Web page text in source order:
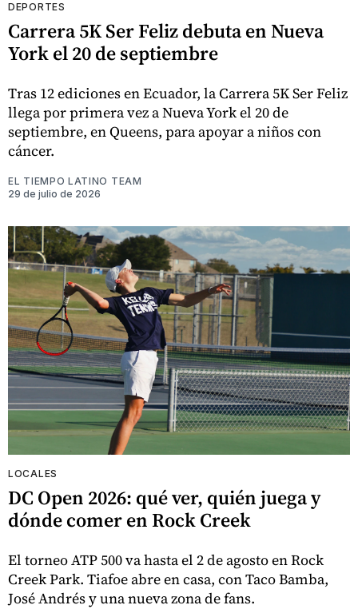
DEPORTES
Carrera 5K Ser Feliz debuta en Nueva
York el 20 de septiembre
Tras 12 ediciones en Ecuador, la Carrera 5K Ser Feliz
llega por primera vez a Nueva York el 20 de
septiembre, en Queens, para apoyar a niños con
cáncer.
EL TIEMPO LATINO TEAM
29 de julio de 2026
LOCALES
DC Open 2026: qué ver, quién juega y
dónde comer en Rock Creek
El torneo ATP 500 va hasta el 2 de agosto en Rock
Creek Park. Tiafoe abre en casa, con Taco Bamba,
José Andrés y una nueva zona de fans.